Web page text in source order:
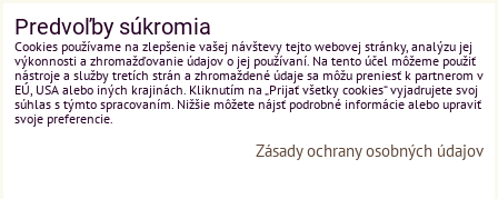
Predvoľby súkromia
Cookies používame na zlepšenie vašej návštevy tejto webovej stránky, analýzu jej
výkonnosti a zhromažďovanie údajov o jej používaní. Na tento účel môžeme použiť
nástroje a služby tretích strán a zhromaždené údaje sa môžu preniesť k partnerom v
EÚ, USA alebo iných krajinách. Kliknutím na „Prijať všetky cookies“ vyjadrujete svoj
súhlas s týmto spracovaním. Nižšie môžete nájsť podrobné informácie alebo upraviť
svoje preferencie.
Zásady ochrany osobných údajov